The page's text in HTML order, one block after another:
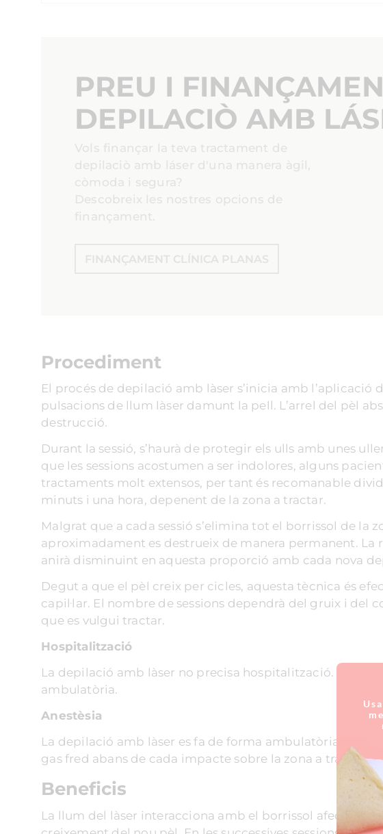
PREU I
DEPILACIÒ AMB
Vols finançar la teva tractament de
depilaciò amb láser d'una manera àgil,
còmoda i segura?
Descobreix les nostres opcions de
finançament.
FINANÇAMENT CLÍNICA PLANAS
Procediment
El procés de depilació amb làser s’inicia amb l’aplicació
pulsacions de llum làser damunt la pell. L’arrel del pèl
destrucció.
Durant la sessió, s’haurà de protegir els ulls amb unes
que les sessions acostumen a ser indolores, alguns
tractaments molt extensos, per tant és recomanable
minuts i una hora, depenent de la zona a tractar.
Malgrat que a cada sessió s’elimina tot el borrissol de la
aproximadament es destrueix de manera permanent. La
anirà disminuint en aquesta proporció amb cada nova
Degut a que el pèl creix per cicles, aquesta tècnica és
capil·lar. El nombre de sessions dependrà del gruix i del
que es vulgui tractar.
Hospitalització
La depilació amb làser no precisa hospitalització. Es fa a
ambulatòria.
Anestèsia
La depilació amb làser es fa de forma ambulatòria i no
gas fred abans de cada impacte sobre la zona a tractar
Beneficis
La llum del làser interacciona amb el borrissol afectant